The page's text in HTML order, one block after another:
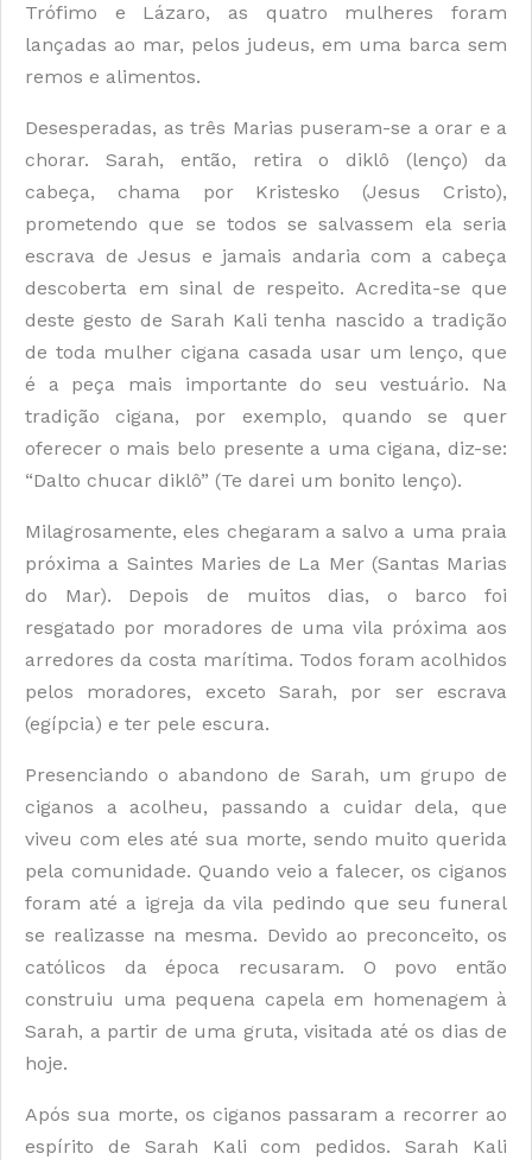
Trófimo e Lázaro, as quatro mulheres foram
lançadas ao mar, pelos judeus, em uma barca sem
remos e alimentos.
Desesperadas, as três Marias puseram-se a orar e a
chorar. Sarah, então, retira o diklô (lenço) da
cabeça, chama por Kristesko (Jesus Cristo),
prometendo que se todos se salvassem ela seria
escrava de Jesus e jamais andaria com a cabeça
descoberta em sinal de respeito. Acredita-se que
deste gesto de Sarah Kali tenha nascido a tradição
de toda mulher cigana casada usar um lenço, que
é a peça mais importante do seu vestuário. Na
tradição cigana, por exemplo, quando se quer
oferecer o mais belo presente a uma cigana, diz-se:
“Dalto chucar diklô” (Te darei um bonito lenço).
Milagrosamente, eles chegaram a salvo a uma praia
próxima a Saintes Maries de La Mer (Santas Marias
do Mar). Depois de muitos dias, o barco foi
resgatado por moradores de uma vila próxima aos
arredores da costa marítima. Todos foram acolhidos
pelos moradores, exceto Sarah, por ser escrava
(egípcia) e ter pele escura.
Presenciando o abandono de Sarah, um grupo de
ciganos a acolheu, passando a cuidar dela, que
viveu com eles até sua morte, sendo muito querida
pela comunidade. Quando veio a falecer, os ciganos
foram até a igreja da vila pedindo que seu funeral
se realizasse na mesma. Devido ao preconceito, os
católicos da época recusaram. O povo então
construiu uma pequena capela em homenagem à
Sarah, a partir de uma gruta, visitada até os dias de
hoje.
Após sua morte, os ciganos passaram a recorrer ao
espírito de Sarah Kali com pedidos. Sarah Kali